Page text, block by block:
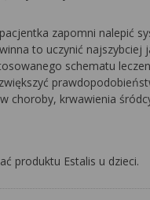
zapomni nalepić
to uczynić najszybciej
schematu
choroby, krwawienia
produktu Estalis u dzieci.